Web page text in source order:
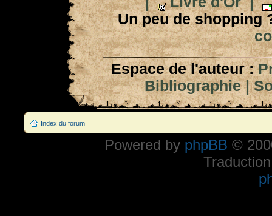
Un peu de shopping
Espace de l'auteur :
Bibliographie|
Index du forum
Powered by phpBB ©